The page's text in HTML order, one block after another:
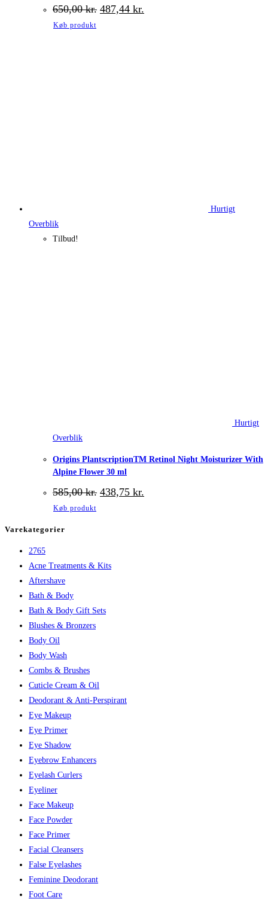
650,00kr. Den
oprindelige
487,44 kr.
aktuelle
Køb produkt
Hurtigt
Overblik
Tilbud!
Hurtigt
Overblik
Origins PlantscriptionTM Retinol Night Moisturizer With
Alpine Flower 30 ml
585,00kr. Den
oprindelige
438,75 kr.
aktuelle
Køb produkt
Varekategorier
2765
Acne Treatments & Kits
Aftershave
Bath & Body
Bath & Body Gift Sets
Blushes & Bronzers
Body Oil
Body Wash
Combs & Brushes
Cuticle Cream & Oil
Deodorant & Anti-Perspirant
Eye Makeup
Eye Primer
Eye Shadow
Eyebrow Enhancers
Eyelash Curlers
Eyeliner
Face Makeup
Face Powder
Face Primer
Facial Cleansers
False Eyelashes
Feminine Deodorant
Foot Care